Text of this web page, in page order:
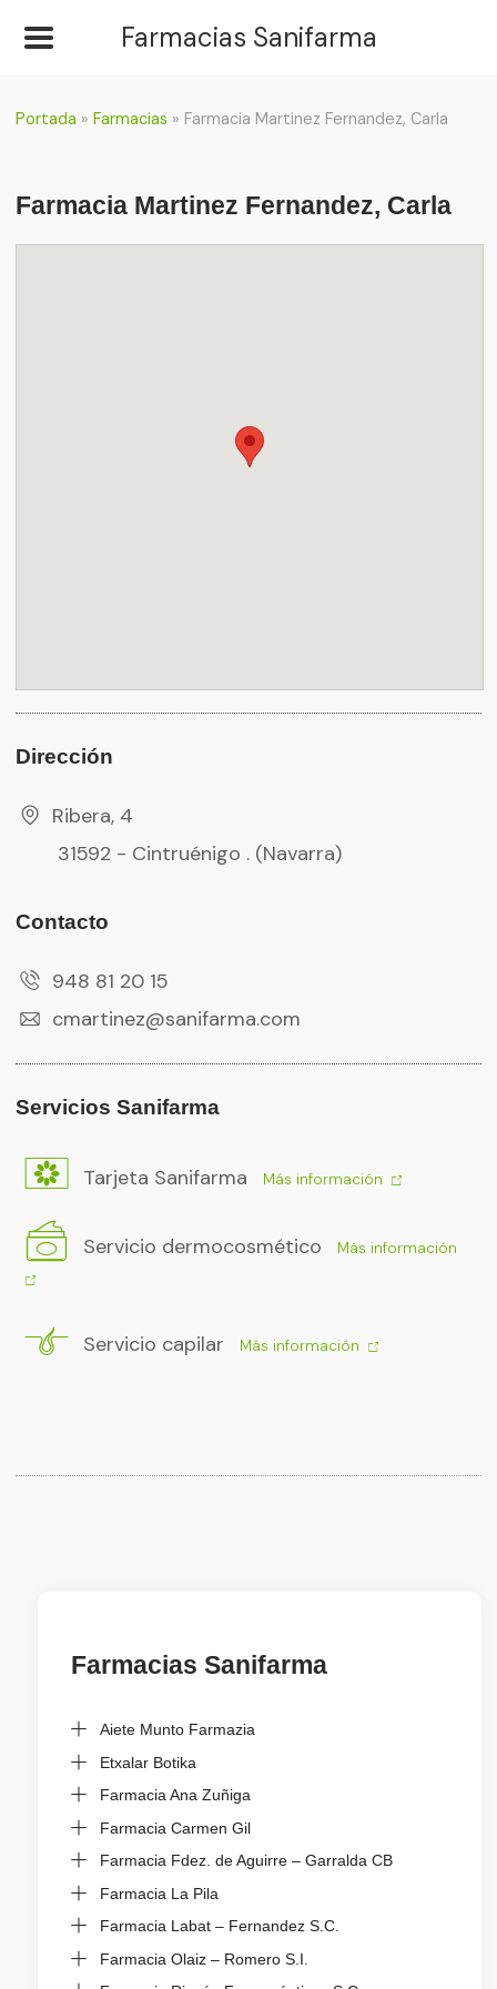
Farmacias Sanifarma
Portada »Farmacias » Farmacia Martinez Fernandez, Carla
Farmacia Martinez Fernandez, Carla
Dirección
Ribera, 4
31592 - Cintruénigo . (Navarra)
Contacto
948 81 20 15
cmartinez@sanifarma.com
Servicios Sanifarma
Tarjeta Sanifarma Más información
Servicio dermocosmético Más información
Servicio capilar Más información
Farmacias Sanifarma
Aiete Munto Farmazia
Etxalar Botika
Farmacia Ana Zuñiga
Farmacia Carmen Gil
Farmacia Fdez. de Aguirre – Garralda CB
Farmacia La Pila
Farmacia Labat – Fernandez S.C.
Farmacia Olaiz – Romero S.I.